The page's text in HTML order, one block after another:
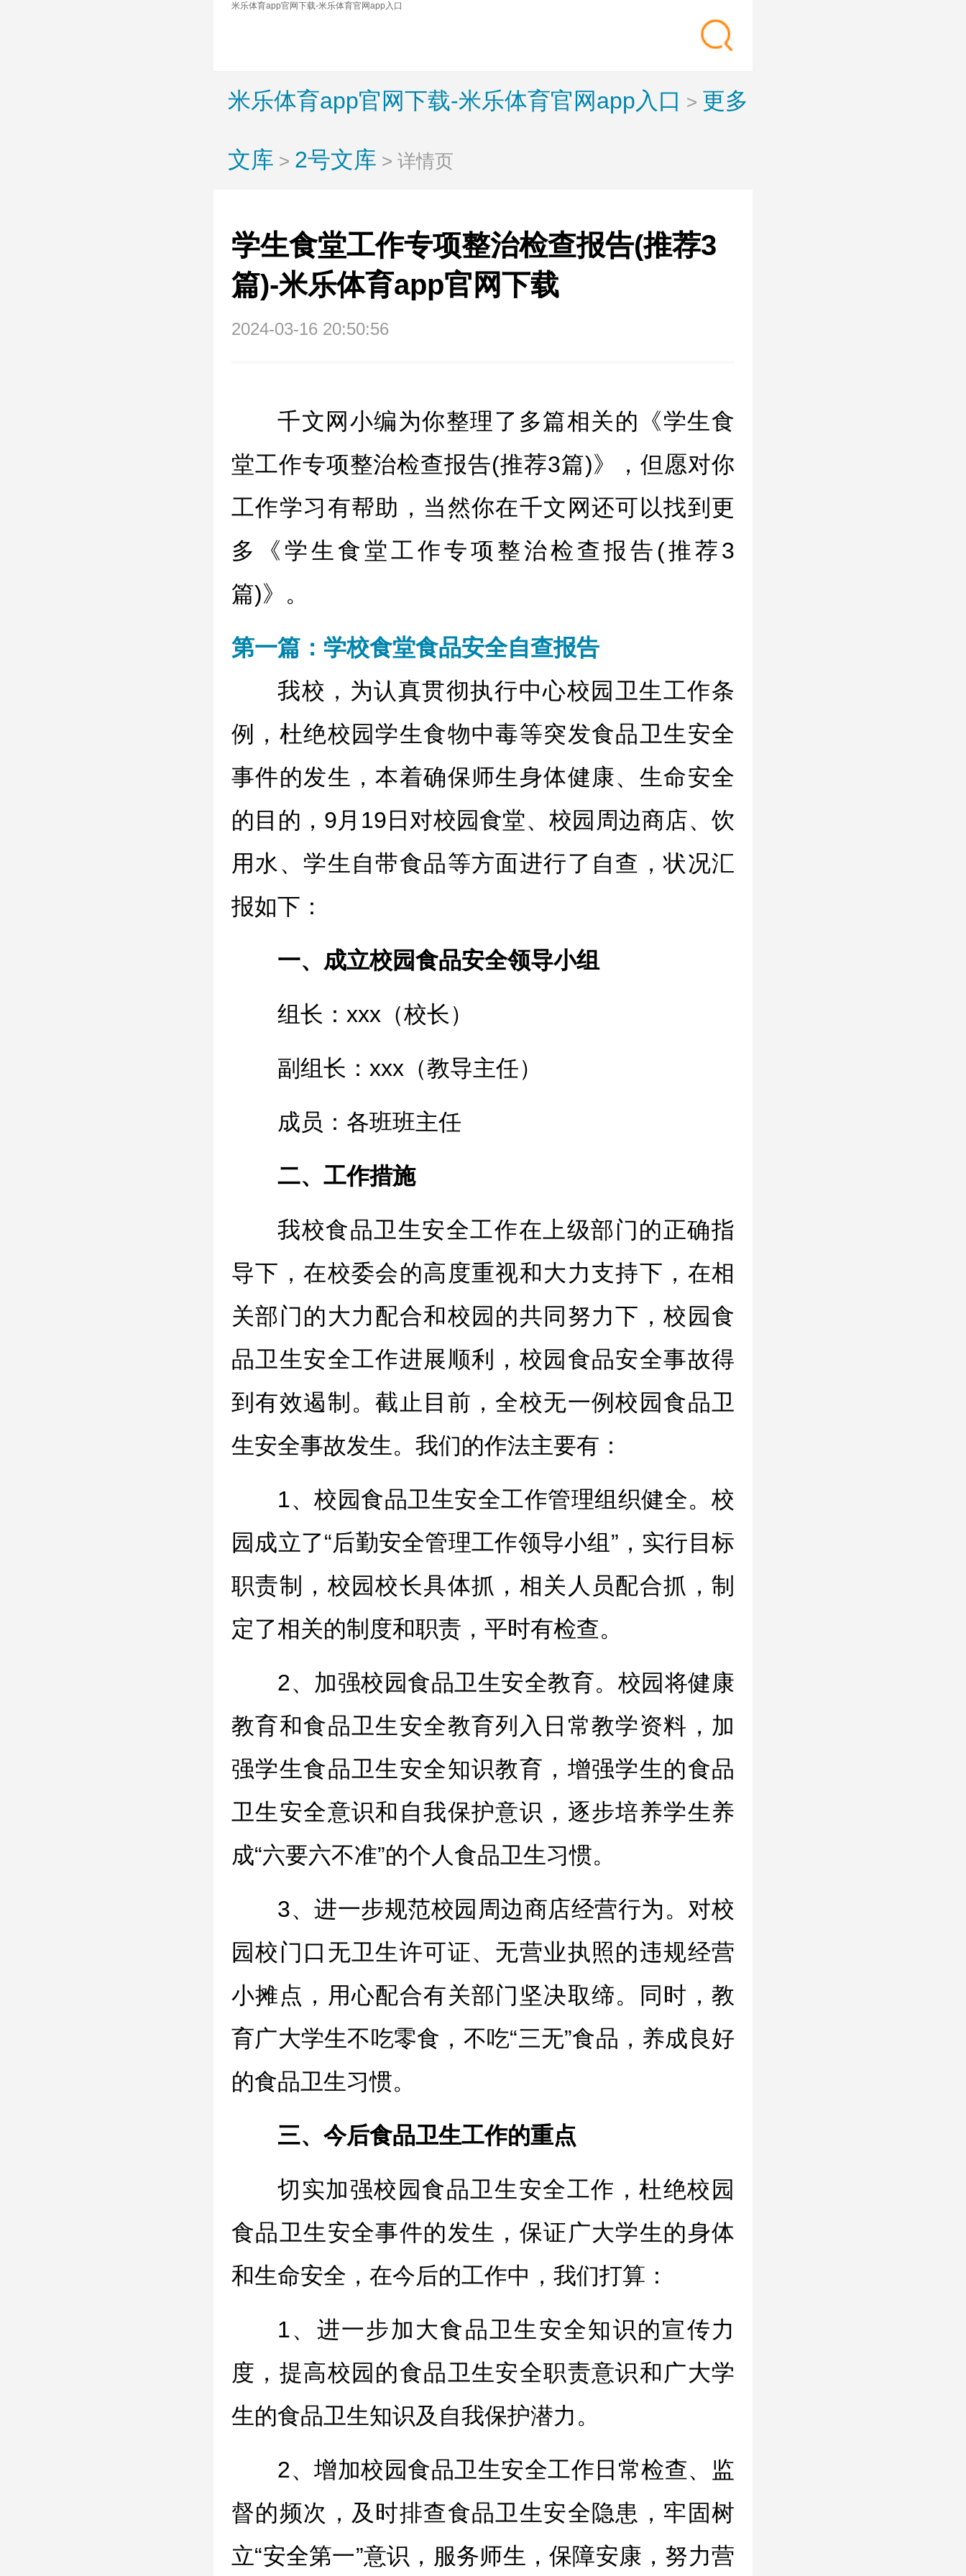
米乐体育app官网下载-米乐体育官网app入口
米乐体育app官网下载-米乐体育官网app入口 > 更多
文库 > 2号文库 > 详情页
学生食堂工作专项整治检查报告(推荐3
篇)-米乐体育app官网下载
2024-03-16 20:50:56
千文网小编为你整理了多篇相关的《学生食
堂工作专项整治检查报告(推荐3篇)》，但愿对你
工作学习有帮助，当然你在千文网还可以找到更
多《学生食堂工作专项整治检查报告(推荐3
篇)》。
第一篇：学校食堂食品安全自查报告
我校，为认真贯彻执行中心校园卫生工作条
例，杜绝校园学生食物中毒等突发食品卫生安全
事件的发生，本着确保师生身体健康、生命安全
的目的，9月19日对校园食堂、校园周边商店、饮
用水、学生自带食品等方面进行了自查，状况汇
报如下：
一、成立校园食品安全领导小组
组长：xxx（校长）
副组长：xxx（教导主任）
成员：各班班主任
二、工作措施
我校食品卫生安全工作在上级部门的正确指
导下，在校委会的高度重视和大力支持下，在相
关部门的大力配合和校园的共同努力下，校园食
品卫生安全工作进展顺利，校园食品安全事故得
到有效遏制。截止目前，全校无一例校园食品卫
生安全事故发生。我们的作法主要有：
1、校园食品卫生安全工作管理组织健全。校
园成立了“后勤安全管理工作领导小组”，实行目标
职责制，校园校长具体抓，相关人员配合抓，制
定了相关的制度和职责，平时有检查。
2、加强校园食品卫生安全教育。校园将健康
教育和食品卫生安全教育列入日常教学资料，加
强学生食品卫生安全知识教育，增强学生的食品
卫生安全意识和自我保护意识，逐步培养学生养
成“六要六不准”的个人食品卫生习惯。
3、进一步规范校园周边商店经营行为。对校
园校门口无卫生许可证、无营业执照的违规经营
小摊点，用心配合有关部门坚决取缔。同时，教
育广大学生不吃零食，不吃“三无”食品，养成良好
的食品卫生习惯。
三、今后食品卫生工作的重点
切实加强校园食品卫生安全工作，杜绝校园
食品卫生安全事件的发生，保证广大学生的身体
和生命安全，在今后的工作中，我们打算：
1、进一步加大食品卫生安全知识的宣传力
度，提高校园的食品卫生安全职责意识和广大学
生的食品卫生知识及自我保护潜力。
2、增加校园食品卫生安全工作日常检查、监
督的频次，及时排查食品卫生安全隐患，牢固树
立“安全第一”意识，服务师生，保障安康，努力营